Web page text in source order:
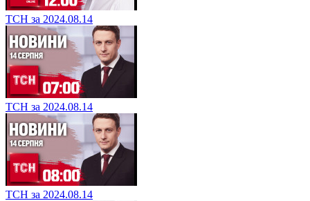
ТСН за 2024.08.14
ТСН за 2024.08.14
ТСН за 2024.08.14